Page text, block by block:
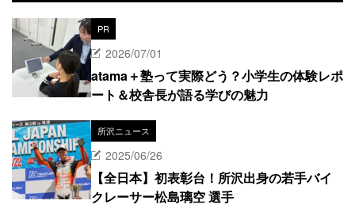
PR
2026/07/01
atama＋塾って実際どう？小学生の体験レポ
ート＆校舎長が語る学びの魅力
所沢ニュース
2025/06/26
【全日本】初表彰台！所沢出身の若手バイ
クレーサー松島璃空 選手